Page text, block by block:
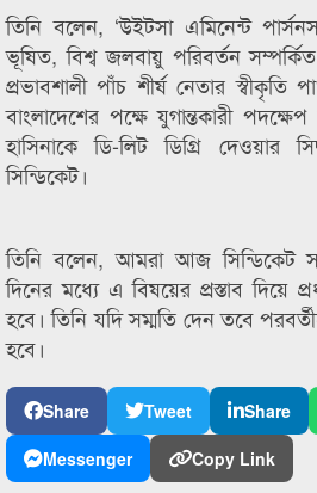
তিনি বলেন, ‘উইটসা এমিনেন্ট
ভূষিত, বিশ্ব জলবায়ু পরিবর্তন
প্রভাবশালী পাঁচ শীর্ষ নেতার
বাংলাদেশের পক্ষে যুগান্তকারী
হাসিনাকে ডি-লিট ডিগ্রি দেওয়ার
সিন্ডিকেট।
তিনি বলেন, আমরা আজ সিন্ডিকেট
দিনের মধ্যে এ বিষয়ের প্রস্তাব দিয়ে
হবে। তিনি যদি সম্মতি দেন তবে
হবে।
Share Tweet Share
Messenger
Copy Link